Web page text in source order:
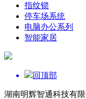
指纹锁
停车场系统
电脑办公系列
智能家居
回顶部
湖南明辉智通科技有